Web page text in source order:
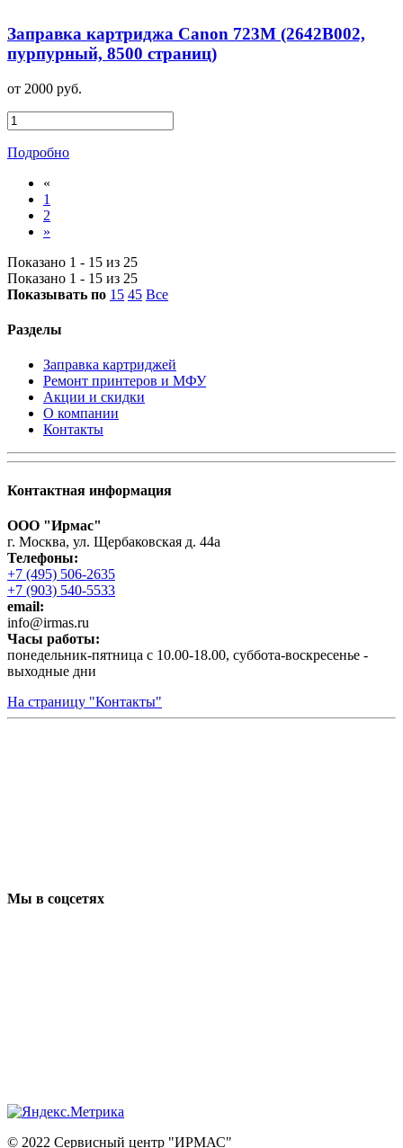
Заправка картриджа Canon 723M (2642B002,
пурпурный, 8500 страниц)
от 2000 руб.
Подробно
«
1
2
»
Показано 1 - 15 из 25
Показано 1 - 15 из 25
Показывать по 15 45 Все
Разделы
Заправка картриджей
Ремонт принтеров и МФУ
Акции и скидки
О компании
Контакты
Контактная информация
ООО "Ирмас"
г. Москва, ул. Щербаковская д. 44а
Телефоны:
+7 (495) 506-2635
+7 (903) 540-5533
email:
infо@irmas.ru
Часы работы:
понедельник-пятница с 10.00-18.00, суббота-воскресенье -
выходные дни
На страницу "Контакты"
Мы в соцсетях
© 2022 Сервисный центр "ИРМАС"